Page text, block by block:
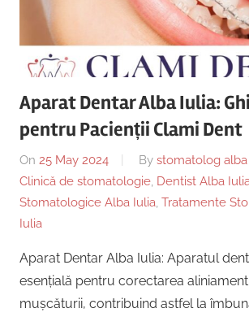
|
Centru
Implantologie
Copii,
Dentist,
Strada
Ion
19,
Alba
510218,
România
Aparat Dentar Alba Iulia:
pentru Pacienții Clami Dent
On 25 May 2024 By stomatolog alba
Clinică de stomatologie Dentist Alba Iulia
Stomatologice Alba Iulia Tratamente
Iulia
Aparat Dentar Alba Iulia: Aparatul
esențială pentru corectarea
mușcăturii, contribuind astfel la